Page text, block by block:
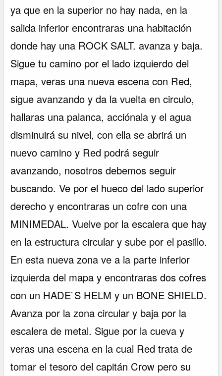
ya que en la superior no hay nada, en la
salida inferior encontraras una habitación
donde hay una ROCK SALT. avanza y baja.
Sigue tu camino por el lado izquierdo del
mapa, veras una nueva escena con Red,
sigue avanzando y da la vuelta en circulo,
hallaras una palanca, acciónala y el agua
disminuirá su nivel, con ella se abrirá un
nuevo camino y Red podrá seguir
avanzando, nosotros debemos seguir
buscando. Ve por el hueco del lado superior
derecho y encontraras un cofre con una
MINIMEDAL. Vuelve por la escalera que hay
en la estructura circular y sube por el pasillo.
En esta nueva zona ve a la parte inferior
izquierda del mapa y encontraras dos cofres
con un HADE`S HELM y un BONE SHIELD.
Avanza por la zona circular y baja por la
escalera de metal. Sigue por la cueva y
veras una escena en la cual Red trata de
tomar el tesoro del capitán Crow pero su